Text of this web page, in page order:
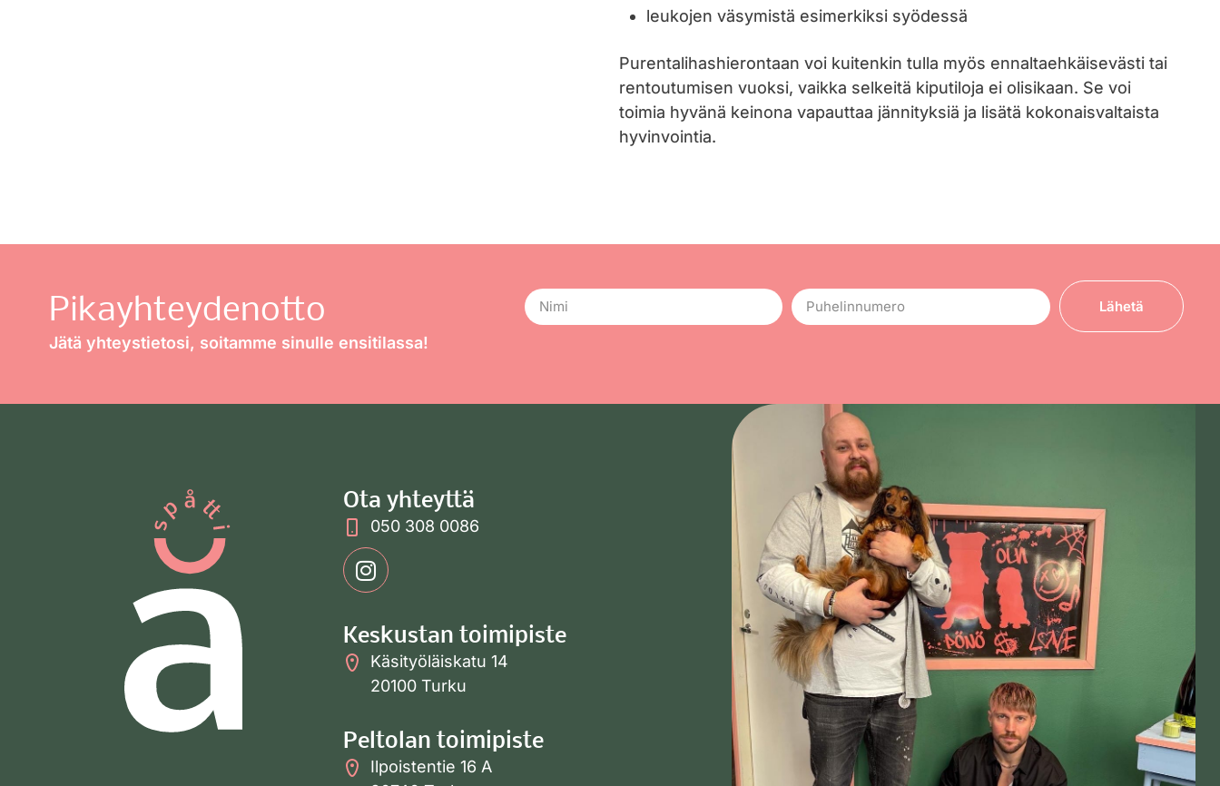
leukojen väsymistä esimerkiksi syödessä
Purentalihashierontaan voi kuitenkin tulla myös ennaltaehkäisevästi tai
rentoutumisen vuoksi, vaikka selkeitä kiputiloja ei olisikaan. Se voi
toimia hyvänä keinona vapauttaa jännityksiä ja lisätä kokonaisvaltaista
hyvinvointia.
Pika­yhteydenotto
Jätä yhteystietosi, soitamme sinulle ensitilassa!
Lähetä
Ota yhteyttä
050 308 0086
Keskustan toimipiste
Käsityöläiskatu 14
20100 Turku
Peltolan toimipiste
Ilpoistentie 16 A